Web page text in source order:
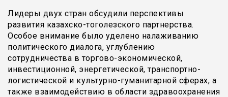
Лидеры двух стран обсудили перспективы
развития казахско-тоголезского партнерства.
Особое внимание было уделено налаживанию
политического диалога, углублению
сотрудничества в торгово-экономической,
инвестиционной, энергетической, транспортно-
логистической и культурно-гуманитарной сферах, а
также взаимодействию в области здравоохранения